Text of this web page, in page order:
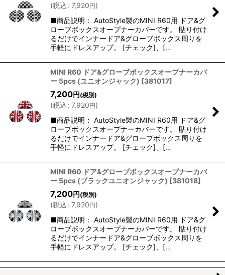
(税込: 7,920円)
■商品説明： AutoStyle製のMINI R60用 ドア&グ
ローブボックスオープナーカバーです。 貼り付け
るだけでインナードア&グローブボックス周りを
手軽にドレスアップ。 [チェック]、[…
MINI R60 ドア&グローブボックスオープナーカバ
ー 5pcs (ユニオンジャック) [381017]
7,200円 (税別)
(税込: 7,920円)
■商品説明： AutoStyle製のMINI R60用 ドア&グ
ローブボックスオープナーカバーです。 貼り付け
るだけでインナードア&グローブボックス周りを
手軽にドレスアップ。 [チェック]、[…
MINI R60 ドア&グローブボックスオープナーカバ
ー 5pcs (ブラックユニオンジャック) [381018]
7,200円 (税別)
(税込: 7,920円)
■商品説明： AutoStyle製のMINI R60用 ドア&グ
ローブボックスオープナーカバーです。 貼り付け
るだけでインナードア&グローブボックス周りを
手軽にドレスアップ。 [チェック]、[…